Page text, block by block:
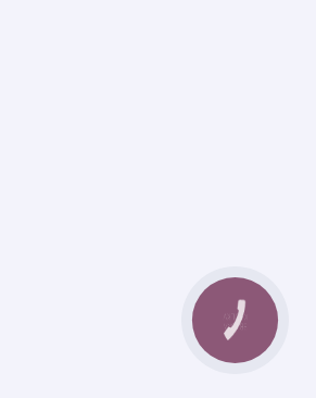
КНОПКА
ЗВ'ЯЗКУ